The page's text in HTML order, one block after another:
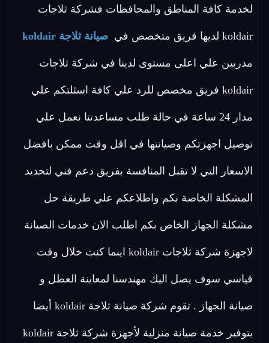
لخدمة كافة المناطق والمحافظات فشركة ثلاجات
koldair لديها فريق متخصص في صيانة ثلاجة koldair
مدربين علي اعلى مستوى لدينا في شركة ثلاجات
koldair فريق مخصص للرد علي كافة اسئلتكم علي
مدار 24 ساعة في حالة طلب مساعدتنا نعمل علي
توصيل اجهزتكم وصيانتها في اقل وقت ممكن بافضل
الاسعار التي لا تقبل المنافسة بفريق دعم فني لتحديد
المشكلة الخاصة بكم واطلاعكم علي طريقة حل
مشكلة الجهاز الخاص بكم اطلب الان خدمات الصيانة
لاجهزة شركة ثلاجات koldair اينما كنت خلال وقت
قياسي سوف يصل اليك مهندسنا لمعاينة العطل و
صيانة الجهاز . تقوم شركة صيانة ثلاجة koldair أيضا
بتوفير خدمة صيانة منزلية لأجهزة شركة ثلاجة koldair